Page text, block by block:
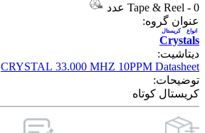
Tape & Reel - 0 عدد
عنوان گروه:
Crystals
انواع کریستال
دیتاشیت:
CRYSTAL 33.000 MHZ 10PPM Datasheet
توضیحات:
کریستال کوتاه